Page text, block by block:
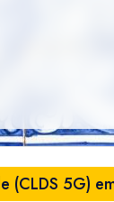
(CLDS 5G)